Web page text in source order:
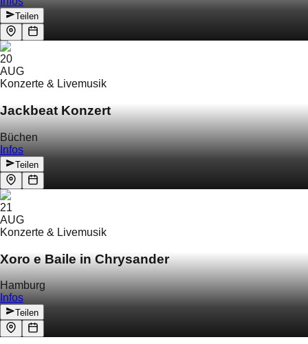
Teilen
20
AUG
Konzerte & Livemusik
Jackbeat Konzert
Büchen
Infos
Teilen
21
AUG
Konzerte & Livemusik
Xoro e Baile in Chrysander
Hamburg
Infos
Teilen